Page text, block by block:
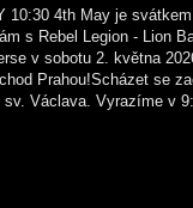
4th May je svátkem
s Rebel Legion - Lion
v sobotu 2. května
Prahou!Scházet se
Václava. Vyrazíme v